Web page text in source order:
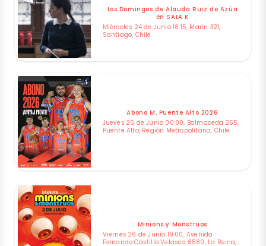
Los Domingos de Alauda Ruiz de Azúa
en SALA K
Miércoles 24 de Junio 18:15, Marín 321,
Santiago, Chile
Abono M. Puente Alto 2026
Jueves 25 de Junio 00:00, Balmaceda 265,
Puente Alto, Región Metropolitana, Chile
Minions y Monstruos
Viernes 26 de Junio 19:00, Avenida
Fernando Castillo Velasco 8580, La Reina,